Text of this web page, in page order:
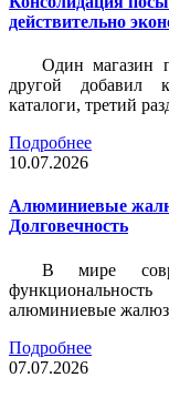
действительно
Один магазин
другой добавил
каталоги, третий
Подробнее
10.07.2026
Алюминиевые
Долговечность
В мире
алюминиевые
Подробнее
07.07.2026